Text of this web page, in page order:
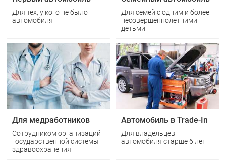
Для тех, у кого не было
автомобиля
Для семей с одним и более
несовершеннолетними
детьми
Для медработников
Cотрудником организаций
государственной системы
здравоохранения
Автомобиль в Trade-In
Для владельцев
автомобиля старше 6 лет